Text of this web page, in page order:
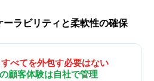
ーラビリティと柔軟性の確保
べてを外包す必要はない
顧客体験は自社で管理